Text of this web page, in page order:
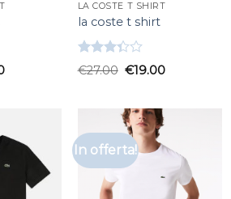
LA COSTE T SHIRT
la coste t shirt
Valutato
3.33 su
€27.00 €19.00
In offerta!